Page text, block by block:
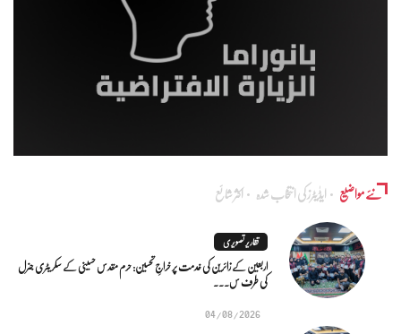
نئے مواضیع ایڈٰیٹرز کی انتخاب شدہ اکثر شائع
تقاریر تصویری
اربعین کے زائرین کی خدمت پر خراجِ تحسین: حرم مقدس حسینی کے سکریٹری جنرل
کی طرف س...
04/08/2026